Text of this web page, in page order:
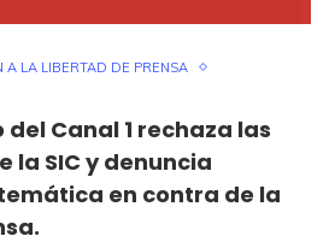
A LA LIBERTAD DE PRENSA
del Canal 1 rechaza las
la SIC y denuncia
en contra de la